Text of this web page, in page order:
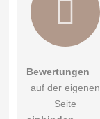
Bewertungen
auf der eigenen
Seite